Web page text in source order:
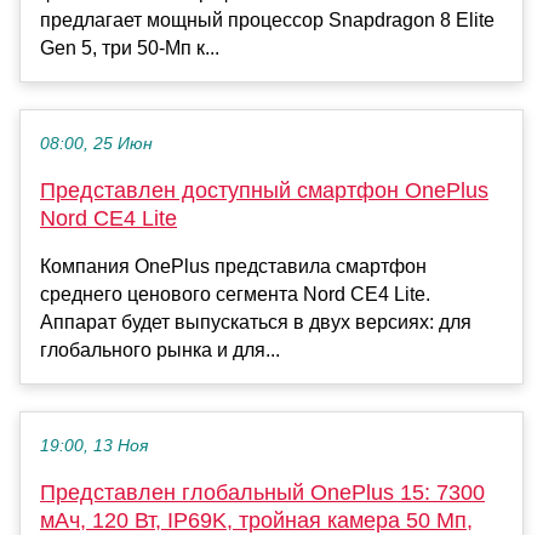
предлагает мощный процессор Snapdragon 8 Elite
Gen 5, три 50-Мп к...
08:00, 25 Июн
Представлен доступный смартфон OnePlus
Nord CE4 Lite
Компания OnePlus представила смартфон
среднего ценового сегмента Nord CE4 Lite.
Аппарат будет выпускаться в двух версиях: для
глобального рынка и для...
19:00, 13 Ноя
Представлен глобальный OnePlus 15: 7300
мАч, 120 Вт, IP69K, тройная камера 50 Мп,